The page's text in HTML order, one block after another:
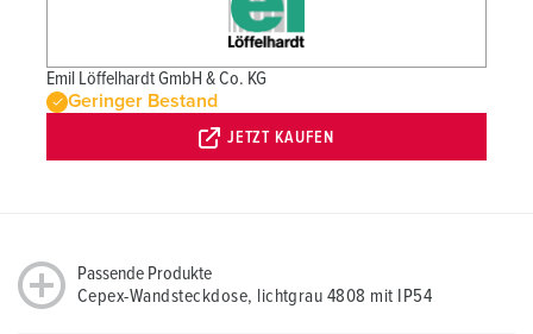
Emil Löffelhardt GmbH & Co. KG
Geringer Bestand
JETZT KAUFEN
Passende Produkte
Cepex-Wandsteckdose, lichtgrau 4808 mit IP54